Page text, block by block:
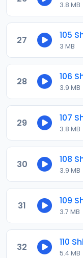
3.8 MB
27
3 MB
28
3.9 MB
29
3.8 MB
30
3.9 MB
31
3.7 MB
32
5.4 MB